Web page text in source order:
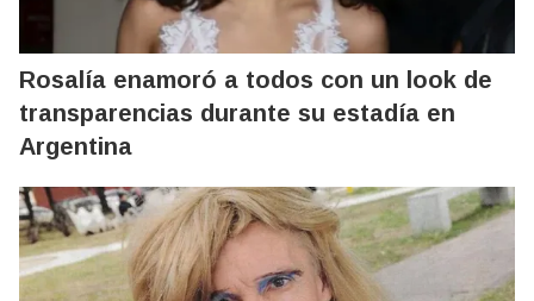
Rosalía enamoró a todos con un look de
transparencias durante su estadía en
Argentina